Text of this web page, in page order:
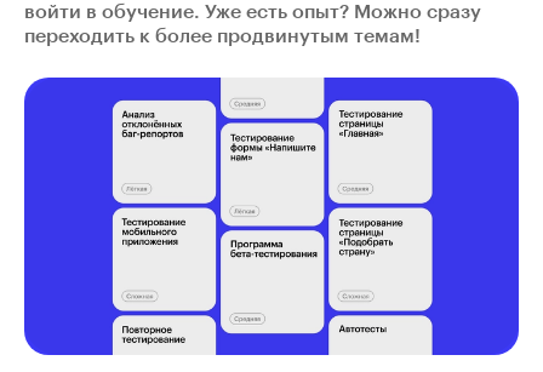
войти в обучение. Уже есть опыт? Можно сразу
переходить к более продвинутым темам!